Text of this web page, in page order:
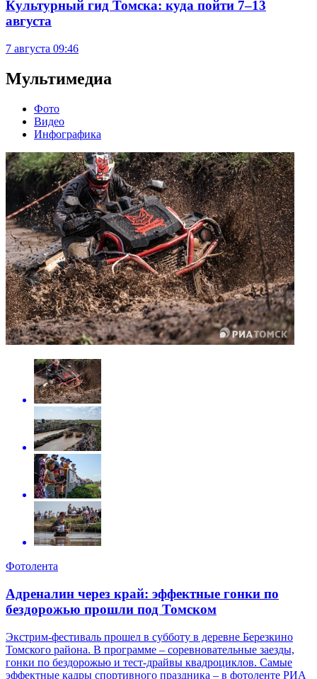
Культурный гид Томска: куда пойти 7–13
августа
7 августа 09:46
Мультимедиа
Фото
Видео
Инфографика
Фотолента
Адреналин через край: эффектные гонки по
бездорожью прошли под Томском
Экстрим-фестиваль прошел в субботу в деревне Березкино
Томского района. В программе – соревновательные заезды,
гонки по бездорожью и тест-драйвы квадроциклов. Самые
эффектные кадры спортивного праздника – в фотоленте РИА